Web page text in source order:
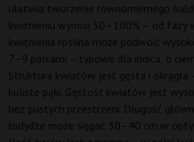
ułatwia tworzenie równomiernego
kwitnieniu wynosi 50–100% – od fazy
kwitnienia roślina może podwoić
7–9 palcami – typowe dla indica, o
Struktura kwiatów jest gęsta i okrągła
kuliste pąki. Gęstość kwiatów jest
bez pustych przestrzeni. Długość
łodydze może sięgać 30–40 cm w